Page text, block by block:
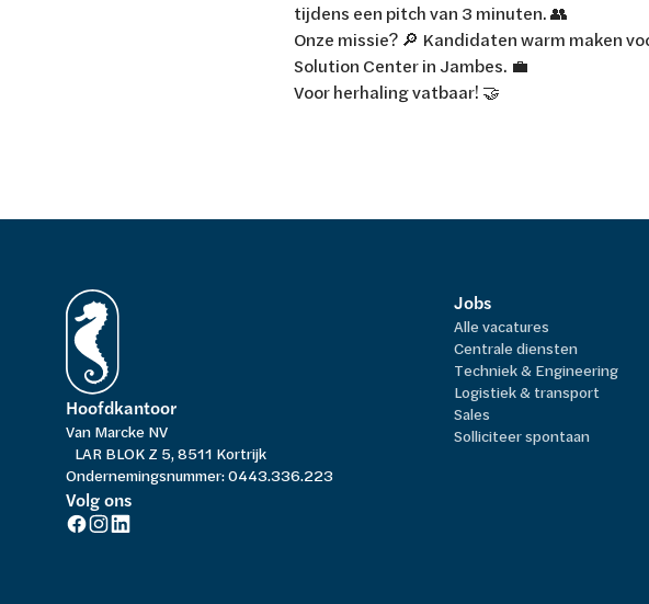
tijdens een pitch van 3 minuten. 👥
Onze missie? 🔎 Kandidaten warm maken
Solution Center in Jambes. 💼
Voor herhaling vatbaar! 🤝
Hoofdkantoor
Van Marcke NV
LAR BLOK Z 5, 8511 Kortrijk
Ondernemingsnummer: 0443.336.223
Volg ons
Jobs
Alle vacatures
Centrale diensten
Techniek & Engineering
Logistiek & transport
Sales
Solliciteer spontaan